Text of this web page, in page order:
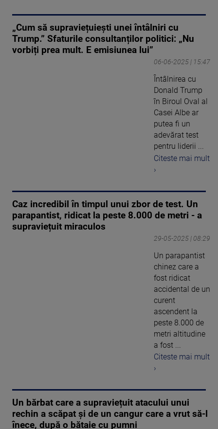
„Cum să supraviețuiești unei întâlniri cu
Trump.” Sfaturile consultanților politici: „Nu
vorbiți prea mult. E emisiunea lui”
06-06-2025 | 15:47
Întâlnirea cu
Donald Trump
în Biroul Oval al
Casei Albe ar
putea fi un
adevărat test
pentru liderii ...
Citeste mai mult
›
Caz incredibil în timpul unui zbor de test. Un
parapantist, ridicat la peste 8.000 de metri - a
supraviețuit miraculos
29-05-2025 | 08:29
Un parapantist
chinez care a
fost ridicat
accidental de un
curent
ascendent la
peste 8.000 de
metri altitudine
a fost ...
Citeste mai mult
›
Un bărbat care a supraviețuit atacului unui
rechin a scăpat și de un cangur care a vrut să-l
înece, după o bătaie cu pumni